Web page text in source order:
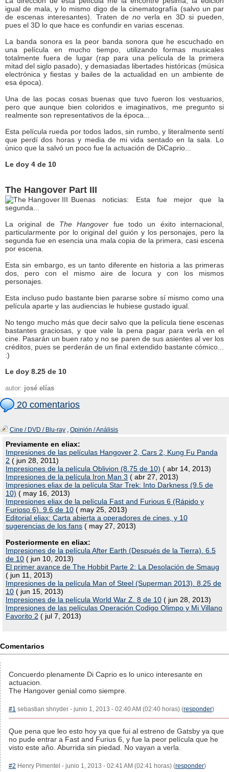
igual de mala, y lo mismo digo de la cinematografía (salvo un par
de escenas interesantes). Traten de no verla en 3D si pueden,
pues el 3D lo que hace es confundir en varias escenas.
La banda sonora es la peor banda sonora que he escuchado en
una película en mucho tiempo, utilizando formas musicales
totalmente fuera de lugar (rap para una película de la primera
mitad del siglo pasado), y demasiadas libertades históricas (música
electrónica y fiestas y bailes de la actualidad en un ambiente de
esa época).
Una de las pocas cosas buenas que tuvo fueron los vestuarios,
pero que aunque bien coloridos e imaginativos, me pregunto si
realmente son representativos de la época...
Esta película rueda por todos lados, sin rumbo, y literalmente sentí
que perdí dos horas y media de mi vida sentado en la sala. Lo
único que la salvó un poco fue la actuación de DiCaprio...
Le doy 4 de 10
The Hangover Part III
Buenas noticias: Esta fue mejor que la
segunda...
La original de The Hangover fue todo un éxito internacional,
particularmente por lo original del guión y los personajes, pero la
segunda fue en esencia una mala copia de la primera, casi escena
por escena.
Esta sin embargo, es un tanto diferente en historia a las primeras
dos, pero con el mismo aire de locura y con los mismos
personajes.
Esta incluso pudo bastante bien pararse sobre sí mismo como una
película aparte y las audiencias le hubiese gustado igual.
No tengo mucho más que decir salvo que la película tiene escenas
bastantes graciosas, y que vale la pena pagar para verla en el
cine. Pasarán un buen rato y no se paren de sus asientes al ver los
créditos, pues se perderán de un final extendido bastante cómico...
:)
Le doy 8.25 de 10
autor: josé elías
20 comentarios
Cine / DVD / Blu-ray , Opinión / Análisis
Previamente en eliax:
Impresiones de las películas Hangover 2, Cars 2, Kung Fu Panda
2 ( jun 28, 2011)
Impresiones de la película Oblivion (8.75 de 10) ( abr 14, 2013)
Impresiones de la película Iron Man 3 ( abr 27, 2013)
Impresiones eliax de la película Star Trek: Into Darkness (9.5 de
10) ( may 16, 2013)
Impresiones eliax de la película Fast and Furious 6 (Rápido y
Furioso 6). 9.6 de 10 ( may 25, 2013)
Editorial eliax: Carta abierta a operadores de cines, y 10
sugerencias de los fans ( may 27, 2013)
Posteriormente en eliax:
Impresiones de la película After Earth (Después de la Tierra). 6.5
de 10 ( jun 10, 2013)
El primer avance de The Hobbit Parte 2: La Desolación de Smaug
( jun 11, 2013)
Impresiones de la película Man of Steel (Superman 2013). 8.25 de
10 ( jun 15, 2013)
Impresiones de la película World War Z. 8 de 10 ( jun 28, 2013)
Impresiones de las películas Operación Codigo Olimpo y Mi Villano
Favorito 2 ( jul 7, 2013)
Comentarios
Concuerdo plenamente Di Caprio es lo unico interesante en
actuacion.
The Hangover genial como siempre.
#1 sebastian shnyder - junio 1, 2013 - 02:40 AM (02:40 horas) (responder)
Que pena que leo esto hoy ya que fui al estreno de Gatsby ya que
no pude entrar a Fast and Furius 6, y fue la peor película que he
visto este año. Aburrida sin piedad. No vayan a verla.
#2 Henry Pimentel - junio 1, 2013 - 02:41 AM (02:41 horas) (responder)